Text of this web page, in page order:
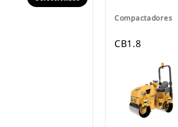
Compactadores
CB1.8